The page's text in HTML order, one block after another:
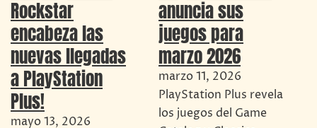
Rockstar
encabeza las
nuevas llegadas
a PlayStation
Plus!
mayo 13, 2026
anuncia sus
juegos para
marzo 2026
marzo 11, 2026
PlayStation Plus revela
los juegos del Game